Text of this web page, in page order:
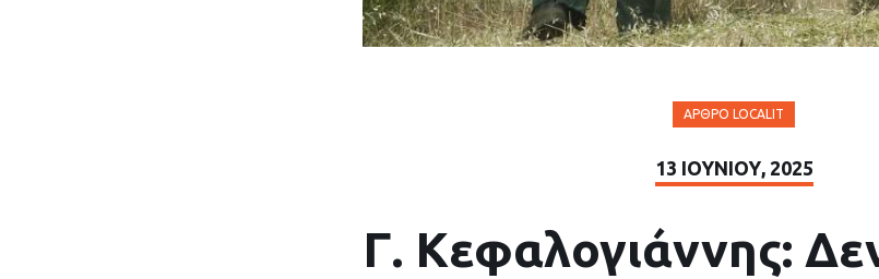
ΆΡΘΡΟ LOCALIT
13 ΙΟΥΝΊΟΥ, 2025
Γ. Κεφαλογιάννης: